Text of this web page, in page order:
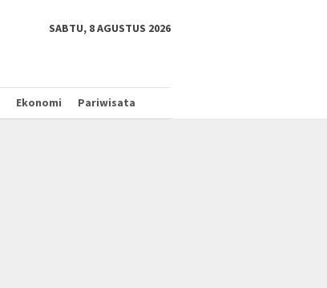
SABTU, 8 AGUSTUS 2026
Ekonomi Pariwisata